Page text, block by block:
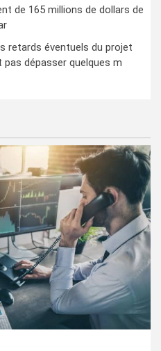
de 165 millions de dollars de
retards éventuels du projet
pas dépasser quelques m